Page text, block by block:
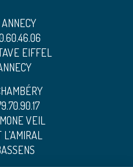
EIFFEL
VEIL
L'AMIRAL